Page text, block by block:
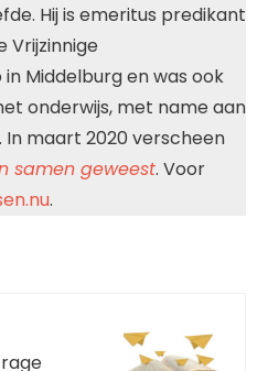
Hij is emeritus predikant
Vrijzinnige
Middelburg en was ook
onderwijs, met name aan
In maart 2020 verscheen
samen geweest. Voor
.